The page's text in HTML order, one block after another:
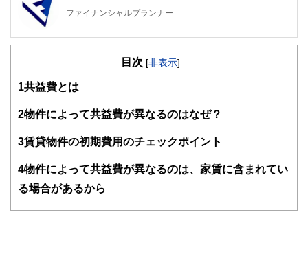
ファイナンシャルプランナー
FinancialField編集部は、金融、経済に関する記事を、日々
知識がない方でも理解できるようわかりやすく発信していま
得者を中心に「お金や暮らし」に関する書籍・雑誌の編集経
験者で構成され、企画立案から記事掲載まですべての工程に
護士、税理士、宅地建物取引士、相続診断士、住宅ローンア
ドバイザー、DCプランナー、公認会計士、社会保険労務
士、行政書士、投資アナリスト、キャリアコンサルタントな
目次 [非表示]
1 共益費とは
2物件によって共益費が異なるのはなぜ？
3賃貸物件の初期費用のチェックポイント
4物件によって共益費が異なるのは、家賃に含まれてい
る場合があるから